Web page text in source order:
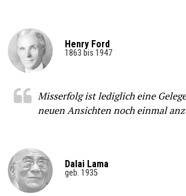
Henry Ford
1863 bis 1947
Misserfolg ist lediglich eine
neuen Ansichten noch einmal
Dalai Lama
geb. 1935